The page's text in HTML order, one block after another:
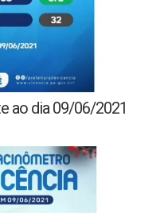
ao dia 09/06/2021